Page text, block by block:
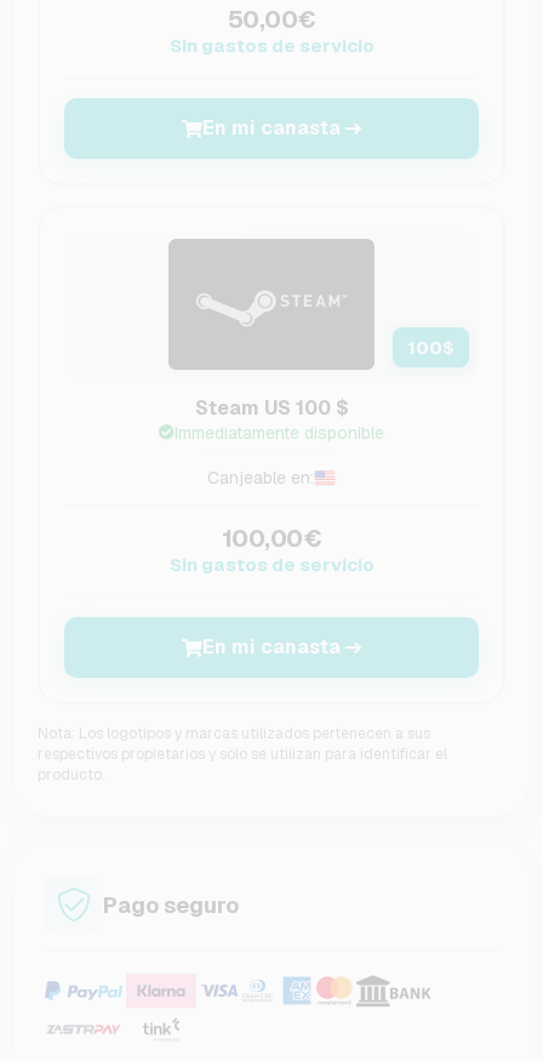
50,00€
Sin gastos de servicio
En mi canasta
100$
Steam US 100 $
Immediatamente disponible
Canjeable en:
100,00€
Sin gastos de servicio
En mi canasta
Nota: Los logotipos y marcas utilizados pertenecen a sus
respectivos propietarios y sólo se utilizan para identificar el
producto.
Pago seguro